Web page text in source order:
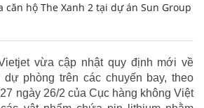
căn hộ The Xanh 2 tại dự án Sun Group
vừa cập nhật quy định mới về
phòng trên các chuyến bay, theo
ngày 26/2 của Cục hàng không Việt